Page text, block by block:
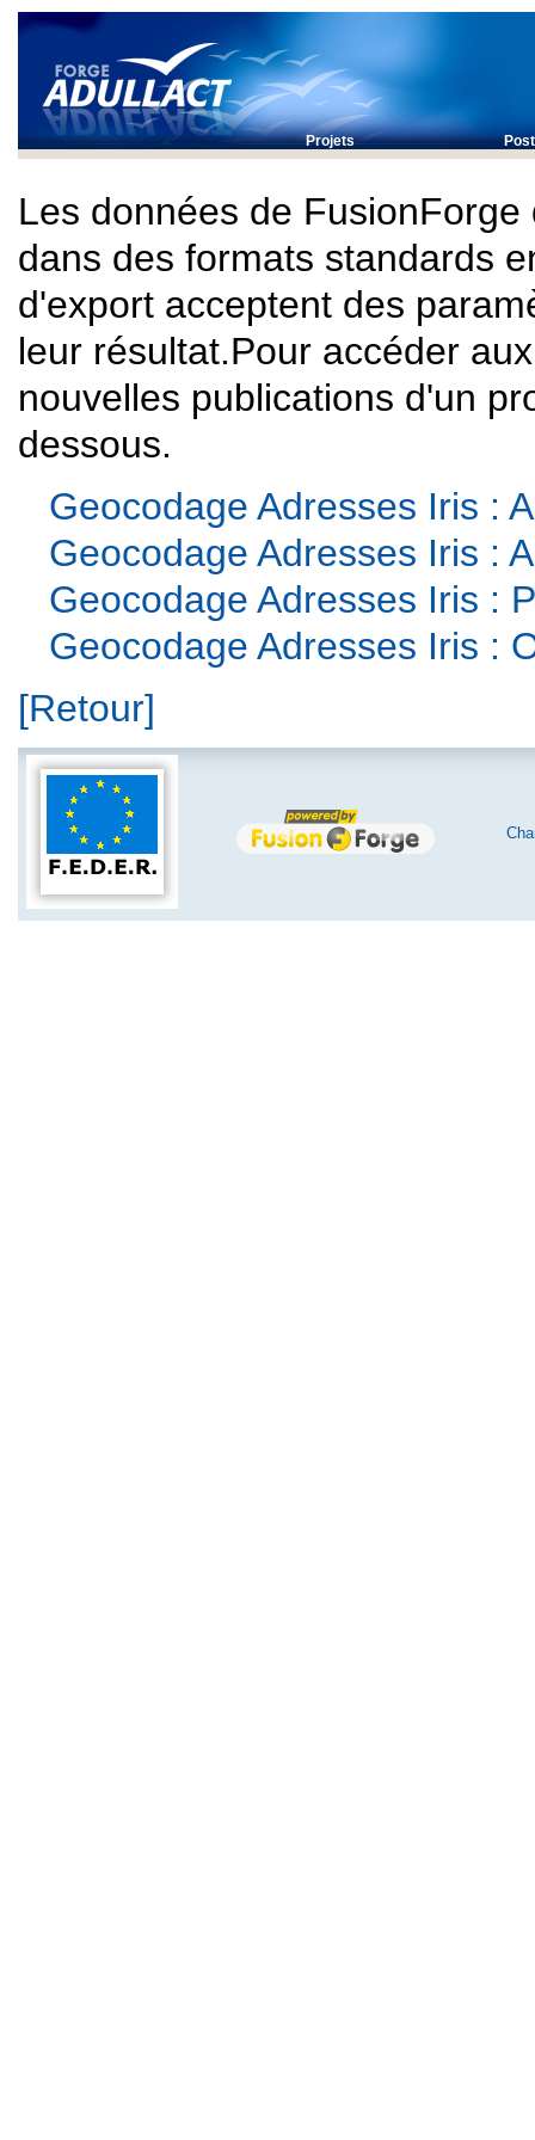
Projets
Les données de
dans des formats standards
d'export acceptent des
leur résultat.Pour accéder
nouvelles publications d'un
dessous.
Geocodage Adresses Iris :
Geocodage Adresses Iris :
Geocodage Adresses Iris :
Geocodage Adresses Iris :
[Retour]